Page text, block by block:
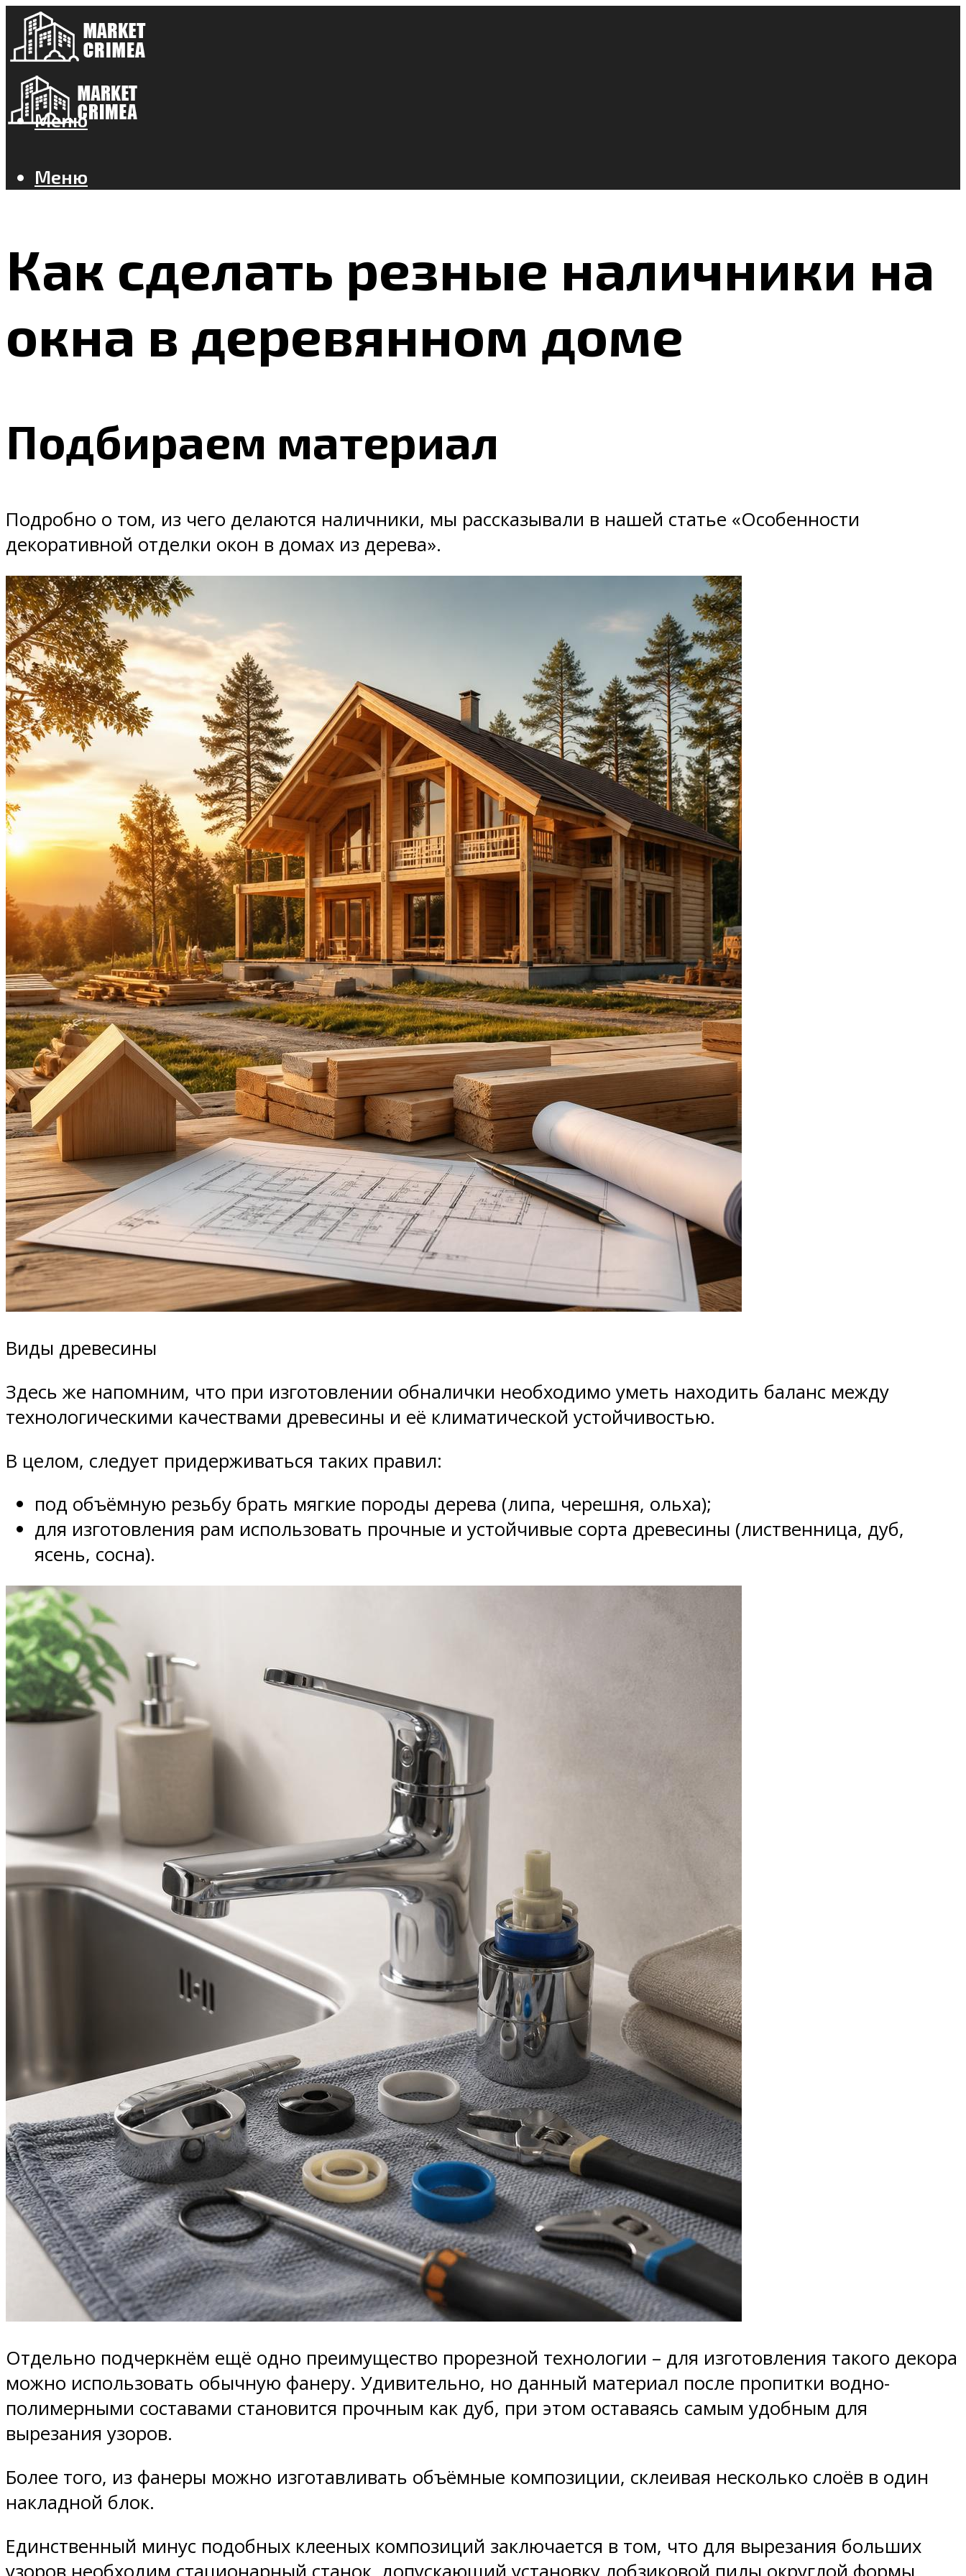
Меню
Меню
Как сделать резные наличники на
окна в деревянном доме
Подбираем материал
Подробно о том, из чего делаются наличники, мы рассказывали в нашей статье «Особенности
декоративной отделки окон в домах из дерева».
Виды древесины
Здесь же напомним, что при изготовлении обналички необходимо уметь находить баланс между
технологическими качествами древесины и её климатической устойчивостью.
В целом, следует придерживаться таких правил:
под объёмную резьбу брать мягкие породы дерева (липа, черешня, ольха);
для изготовления рам использовать прочные и устойчивые сорта древесины (лиственница, дуб,
ясень, сосна).
Отдельно подчеркнём ещё одно преимущество прорезной технологии – для изготовления такого декора
можно использовать обычную фанеру. Удивительно, но данный материал после пропитки водно-
полимерными составами становится прочным как дуб, при этом оставаясь самым удобным для
вырезания узоров.
Более того, из фанеры можно изготавливать объёмные композиции, склеивая несколько слоёв в один
накладной блок.
Единственный минус подобных клееных композиций заключается в том, что для вырезания больших